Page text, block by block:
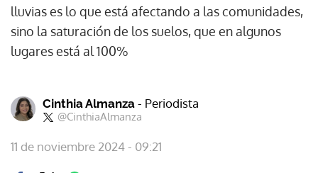
lluvias es lo que está afectando a las comunidades,
sino la saturación de los suelos, que en algunos
lugares está al 100%
Cinthia Almanza - Periodista
@CinthiaAlmanza
11 de noviembre 2024 - 09:21